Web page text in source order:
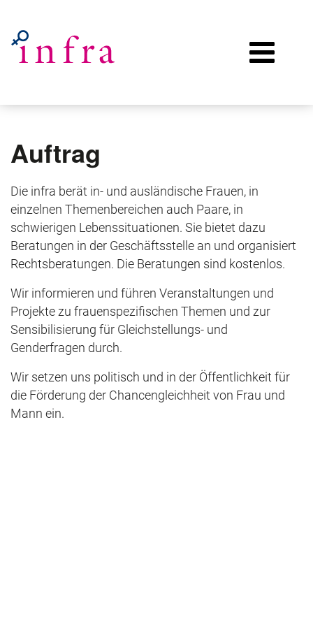
Auftrag
Die infra berät in- und ausländische Frauen, in
einzelnen Themenbereichen auch Paare, in
schwierigen Lebenssituationen. Sie bietet dazu
Beratungen in der Geschäftsstelle an und organisiert
Rechtsberatungen. Die Beratungen sind kostenlos.
Wir informieren und führen Veranstaltungen und
Projekte zu frauenspezifischen Themen und zur
Sensibilisierung für Gleichstellungs- und
Genderfragen durch.
Wir setzen uns politisch und in der Öffentlichkeit für
die Förderung der Chancengleichheit von Frau und
Mann ein.